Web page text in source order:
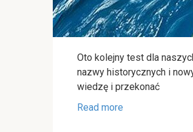
Oto kolejny test dla
nazwy historycznych i
wiedzę i przekonać
Read more